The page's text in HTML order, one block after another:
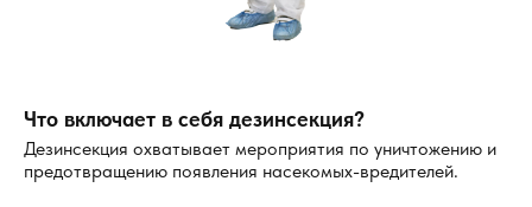
Когда необходимо обратиться за
Обработка необходима, если:
Вы заметили следы насекомых или их гнезда.
Что включает в себя дезинсекция?
Дезинсекция охватывает мероприятия по уничтожению и
предотвращению появления насекомых-вредителей.